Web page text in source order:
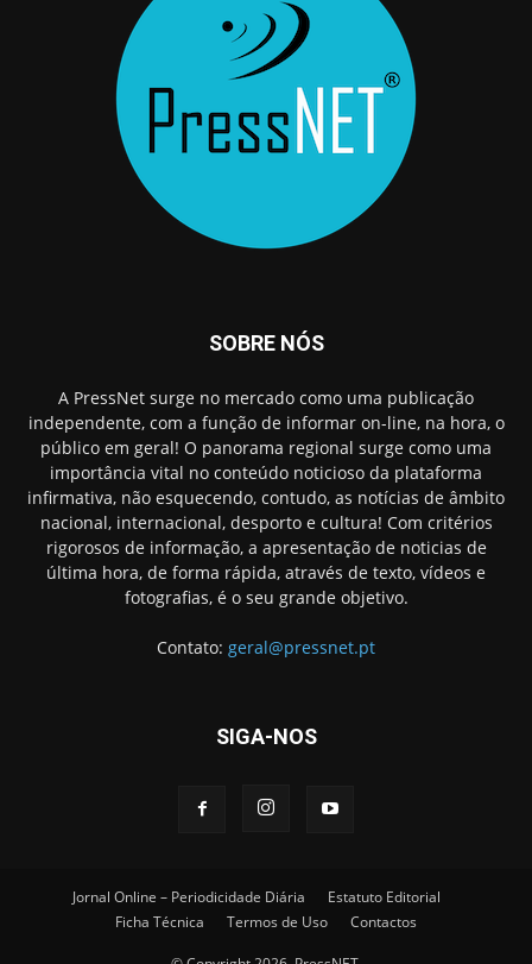
SOBRE NÓS
A PressNet surge no mercado como uma publicação
independente, com a função de informar on-line, na hora, o
público em geral! O panorama regional surge como uma
importância vital no conteúdo noticioso da plataforma
infirmativa, não esquecendo, contudo, as notícias de âmbito
nacional, internacional, desporto e cultura! Com critérios
rigorosos de informação, a apresentação de noticias de
última hora, de forma rápida, através de texto, vídeos e
fotografias, é o seu grande objetivo.
Contato: geral@pressnet.pt
SIGA-NOS
Jornal Online – Periodicidade Diária
Estatuto Editorial
Ficha Técnica
Termos de Uso Contactos